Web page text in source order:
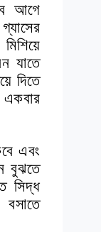
আগে
যাতে
দিতে
এবং
বুঝতে
সিদ্ধ